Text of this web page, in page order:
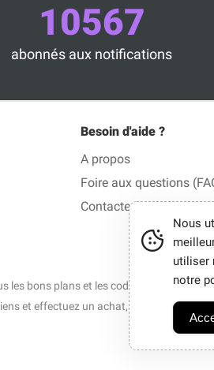
10567
abonnés aux notifications
Besoin d'aide ?
A propos
Foire aux questions
Contactez-nous
les bons plans et les codes réduction en 1
et effectuez un achat, nous pouvons
Nous
utiliser
notre